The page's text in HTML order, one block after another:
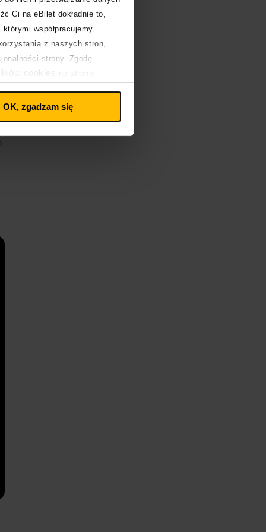
Ci na eBilet dokładnie to,
współpracujemy.
z naszych stron,
strony. Zgodę
cookies
OK, zgadzam się